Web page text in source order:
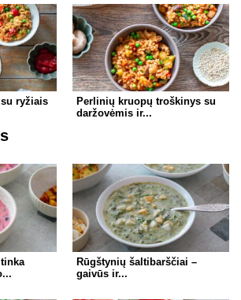
ryžiais
Perlinių kruopų troškinys su
daržovėmis ir...
Rūgštynių šaltibarščiai –
gaivūs ir...